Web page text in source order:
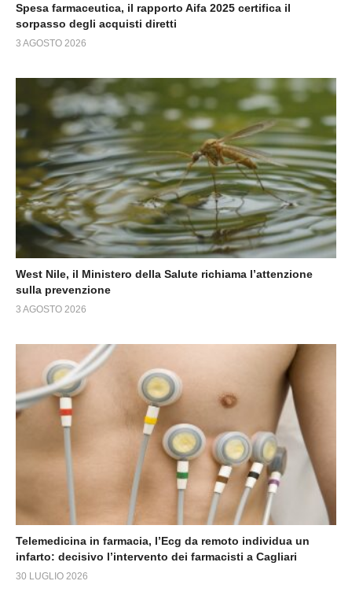
Spesa farmaceutica, il rapporto Aifa 2025 certifica il
sorpasso degli acquisti diretti
3 AGOSTO 2026
West Nile, il Ministero della Salute richiama l’attenzione
sulla prevenzione
3 AGOSTO 2026
Telemedicina in farmacia, l’Ecg da remoto individua un
infarto: decisivo l’intervento dei farmacisti a Cagliari
30 LUGLIO 2026